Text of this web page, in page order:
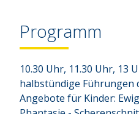
Programm
10.30 Uhr, 11.30 Uhr, 13
halbstündige Führungen
Angebote für Kinder: